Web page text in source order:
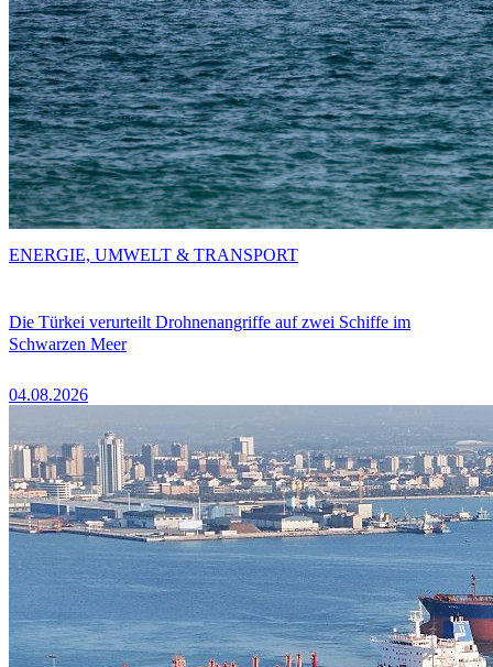
Die Türkei verurteilt Drohnenangriffe auf zwei Schiffe im
Schwarzen Meer
04.08.2026
ENERGIE, UMWELT & TRANSPORT